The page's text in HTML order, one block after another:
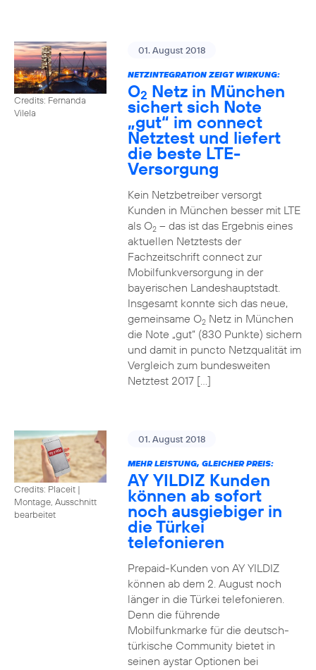
Credits: Fernanda
Vilela
01. August 2018
NETZINTEGRATION ZEIGT WIRKUNG:
O2 Netz in München
sichert sich Note
„gut“ im connect
Netztest und liefert
die beste LTE-
Versorgung
Kein Netzbetreiber versorgt
Kunden in München besser mit LTE
als O2– das ist das Ergebnis eines
aktuellen Netztests der
Fachzeitschrift connect zur
Mobilfunkversorgung in der
bayerischen Landeshauptstadt.
Insgesamt konnte sich das neue,
gemeinsame O2Netz in München
die Note „gut“ (830 Punkte) sichern
und damit in puncto Netzqualität im
Vergleich zum bundesweiten
Netztest 2017 […]
Credits: Placeit |
Montage, Ausschnitt
bearbeitet
01. August 2018
MEHR LEISTUNG, GLEICHER PREIS:
AY YILDIZ Kunden
können ab sofort
noch ausgiebiger in
die Türkei
telefonieren
Prepaid-Kunden von AY YILDIZ
können ab dem 2. August noch
länger in die Türkei telefonieren.
Denn die führende
Mobilfunkmarke für die deutsch-
türkische Community bietet in
seinen aystar Optionen bei